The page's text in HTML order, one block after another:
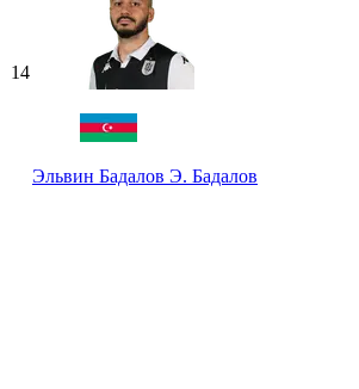
14
Эльвин Бадалов Э. Бадалов